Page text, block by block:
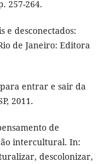
257-264.
e desconectados:
de Janeiro: Editora
para entrar e sair da
2011.
de
intercultural. In:
descolonizar,